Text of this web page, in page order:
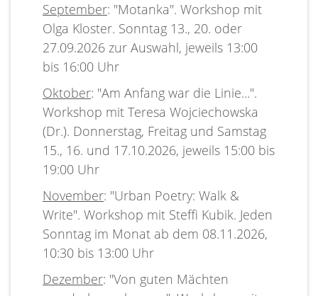
September: "Motanka". Workshop mit
Olga Kloster. Sonntag 13., 20. oder
27.09.2026 zur Auswahl, jeweils 13:00
bis 16:00 Uhr
Oktober: "Am Anfang war die Linie...".
Workshop mit Teresa Wojciechowska
(Dr.). Donnerstag, Freitag und Samstag
15., 16. und 17.10.2026, jeweils 15:00 bis
19:00 Uhr
November: "Urban Poetry: Walk &
Write". Workshop mit Steffi Kubik. Jeden
Sonntag im Monat ab dem 08.11.2026,
10:30 bis 13:00 Uhr
Dezember: "Von guten Mächten